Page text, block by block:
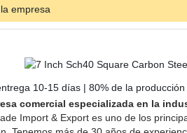
empresa
10-15 días | 80% de la
comercial especializada en la
Import & Export es uno de los